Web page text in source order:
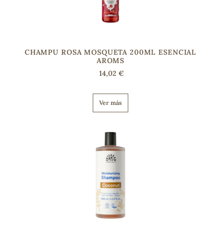
CHAMPU ROSA MOSQUETA 200ML ESENCIAL
AROMS
14,02 €
Ver más